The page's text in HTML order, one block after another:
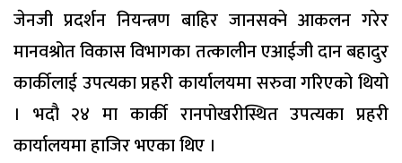
जेनजी प्रदर्शन नियन्त्रण बाहिर जानसक्ने आकलन गरेर
मानवश्रोत विकास विभागका तत्कालीन एआईजी दान बहादुर
कार्कीलाई उपत्यका प्रहरी कार्यालयमा सरुवा गरिएको थियो
। भदौ २४ मा कार्की रानपोखरीस्थित उपत्यका प्रहरी
कार्यालयमा हाजिर भएका थिए ।